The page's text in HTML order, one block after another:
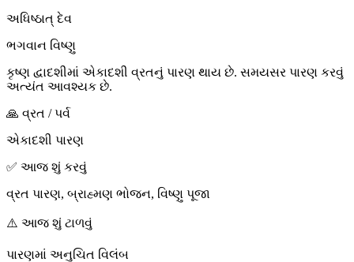
અધિષ્ઠાત્ દેવ
ભગવાન વિષ્ણુ
કૃષ્ણ દ્વાદશીમાં એકાદશી વ્રતનું પારણ થાય છે. સમયસર પારણ કરવું
અત્યંત આવશ્યક છે.
🙏 વ્રત / પર્વ
એકાદશી પારણ
✅ આજ શું કરવું
વ્રત પારણ, બ્રાહ્મણ ભોજન, વિષ્ણુ પૂજા
⚠️ આજ શું ટાળવું
પારણમાં અનુચિત વિલંબ